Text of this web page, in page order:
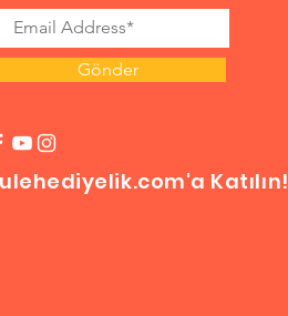
Gönder
Katılın!